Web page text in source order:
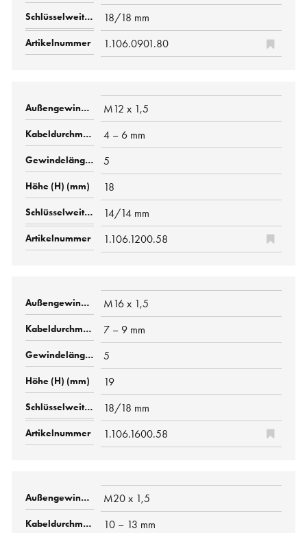
18/18 mm
1.106.0901.80
M12 x 1,5
4 – 6 mm
5
18
14/14 mm
1.106.1200.58
M16 x 1,5
7 – 9 mm
5
19
18/18 mm
1.106.1600.58
M20 x 1,5
10 – 13 mm